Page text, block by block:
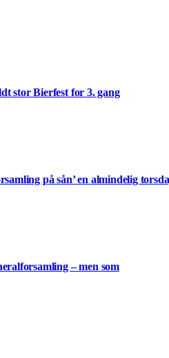
stor Bierfest for 3. gang
på sån’ en almindelig
– men som